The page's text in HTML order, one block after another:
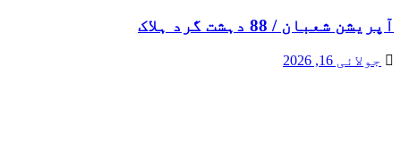
آپریشن شعبان / 88 دہشت گرد ہلاک
جولائی 16, 2026